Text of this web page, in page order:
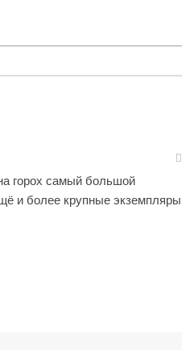
горох самый большой
и более крупные экземпляры